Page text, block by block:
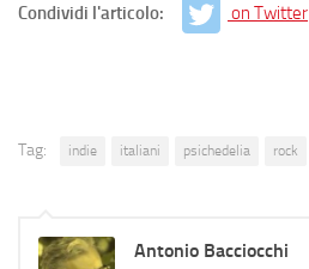
Condividi l'articolo: on Twitter
Tag: indie italiani psichedelia rock
Antonio Bacciocchi